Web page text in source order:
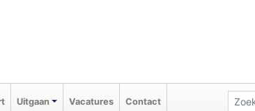
Uitgaan Vacatures Contact